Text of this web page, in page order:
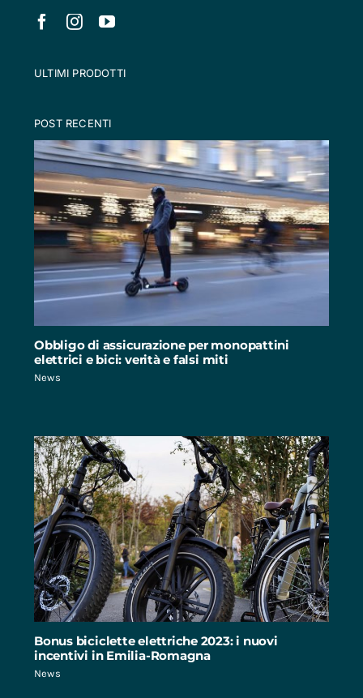
ULTIMI PRODOTTI
POST RECENTI
Obbligo di assicurazione per monopattini
elettrici e bici: verità e falsi miti
News
Bonus biciclette elettriche 2023: i nuovi
incentivi in Emilia-Romagna
News